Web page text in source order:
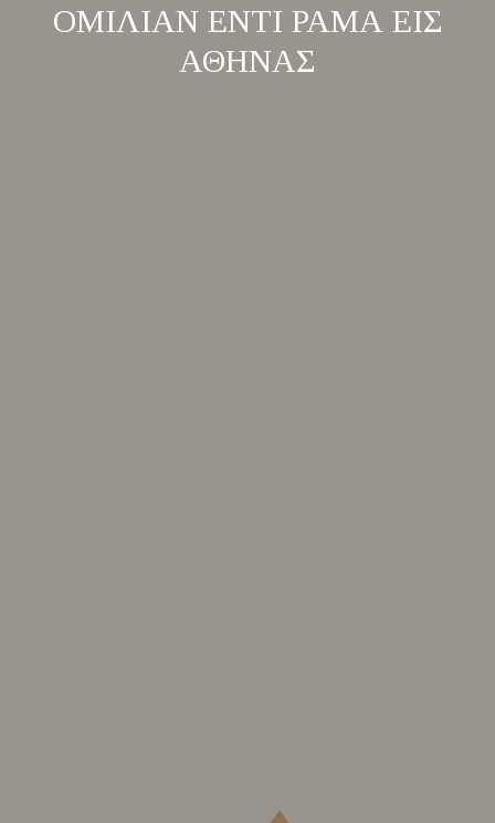
ΟΜΙΛΙΑΝ ΕΝΤΙ ΡΑΜΑ ΕΙΣ
ΑΘΗΝΑΣ